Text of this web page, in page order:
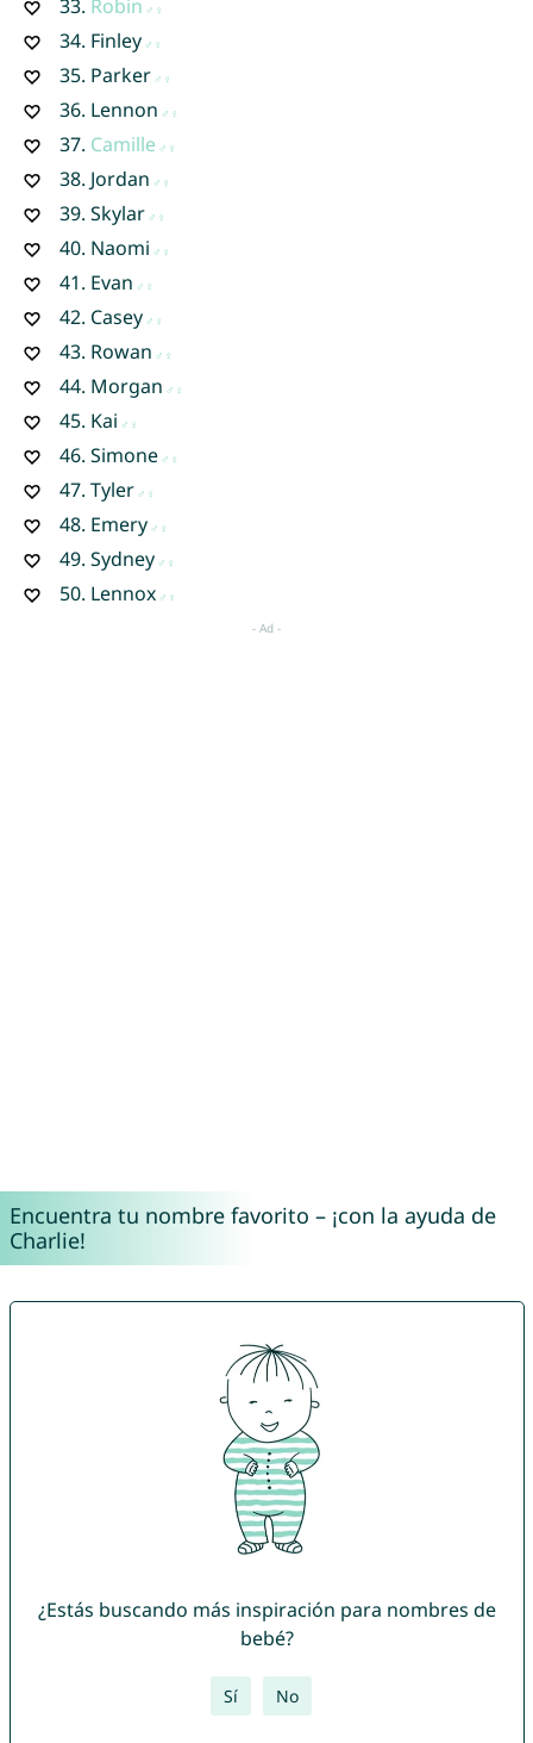
33. Robin
34. Finley
35. Parker
36. Lennon
37. Camille
38. Jordan
39. Skylar
40. Naomi
41. Evan
42. Casey
43. Rowan
44. Morgan
45. Kai
46. Simone
47. Tyler
48. Emery
49. Sydney
50. Lennox
Encuentra tu nombre favorito – ¡con la ayuda de
Charlie!
¿Estás buscando más inspiración para nombres de
bebé?
Sí No